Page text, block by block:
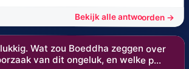
Bekijk alle antwoorden →
Wat zou Boeddha zeggen over
van dit ongeluk, en welke p...